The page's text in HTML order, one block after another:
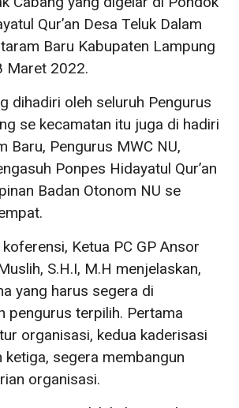
Qur’an Desa Teluk Dalam
Baru Kabupaten Lampung
Maret 2022.
dihadiri oleh seluruh Pengurus
se kecamatan itu juga di hadiri
Baru, Pengurus MWC NU,
Ponpes Hidayatul Qur’an
Badan Otonom NU se
Ketua PC GP Ansor
S.H.I, M.H menjelaskan,
yang harus segera di
pengurus terpilih. Pertama
organisasi, kedua kaderisasi
segera membangun
organisasi.